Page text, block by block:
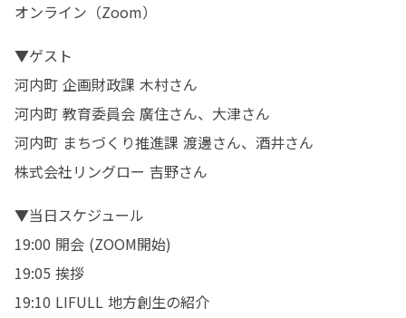
オンライン（Zoom）
▼ゲスト
河内町 企画財政課 木村さん
河内町 教育委員会 廣住さん、大津さん
河内町 まちづくり推進課 渡邊さん、酒井さん
株式会社リングロー 吉野さん
▼当日スケジュール
19:00 開会 (ZOOM開始)
19:05 挨拶
19:10 LIFULL 地方創生の紹介